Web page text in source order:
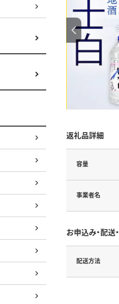
返礼品詳細
容量
事業者名
お申込み・配送
配送方法